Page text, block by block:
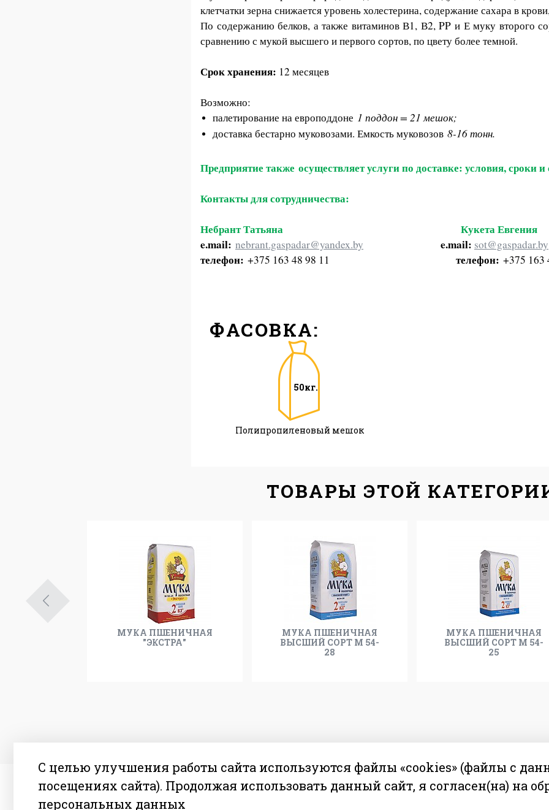
клетчатки зерна снижается уровень холестерина, содержание сахара в
По содержанию белков, а также витаминов В1, В2, PP и Е муку второго
сравнению с мукой высшего и первого сортов, по цвету более темной.
Срок хранения: 12 месяцев
Возможно:
палетирование на европоддоне 1 поддон = 21 мешок;
доставка бестарно муковозами. Емкость муковозов 8-16 тонн.
Предприятие также осуществляет услуги по доставке: условия, сроки
Контакты для сотрудничества:
Небрант Татьяна
Кукета Евгения
e.mail: nebrant.gaspadar@yandex.by e.mail: sot@gaspadar.by
телефон: +375 163 48 98 11 телефон: +375
ФАСОВКА:
50кг.
Полипропиленовый мешок
ТОВАРЫ ЭТОЙ
МУКА ПШЕНИЧНАЯ
"ЭКСТРА"
МУКА ПШЕНИЧНАЯ
ВЫСШИЙ СОРТ М 54-
28
МУКА ПШЕНИЧНАЯ
ВЫСШИЙ СОРТ М 54-
25
© 2009—2016 ОАО «БАРАНОВИЧХЛЕБОПРОДУКТ» Республика
Беларусь, г. Барановичи, ул. 50 лет БССР, д. 21
С целью улучшения работы сайта используются файлы «cookies» (файлы с
посещениях сайта). Продолжая использовать данный сайт, я согласен(на) на
персональных данных